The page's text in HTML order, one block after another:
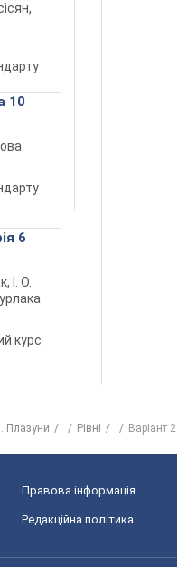
10
6
І. О.
курс
Плазуни Рівні Варіант 2
Правова інформація
Редакційна політика